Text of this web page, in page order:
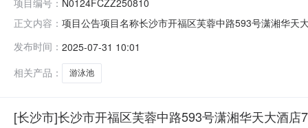
正文内容： 项目公告项目名称长沙市开福区芙蓉中路593号潇湘华
（以实际面积为准）租赁期限5年租金支付方式按月度支
发布时间： 2025-07-31 10:01
相关产品：
游泳池
[长沙市]长沙市开福区芙蓉中路593号潇湘华天大酒店